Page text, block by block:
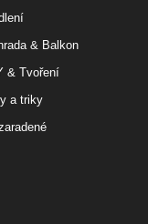
& Balkon
& Tvoření
a triky